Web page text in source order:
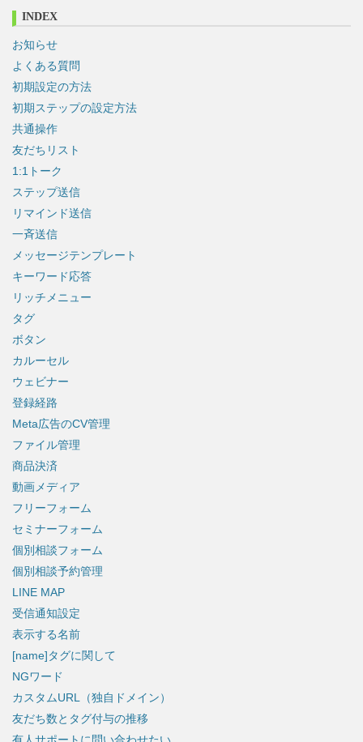
:
INDEX
お知らせ
よくある質問
初期設定の方法
初期ステップの設定方法
共通操作
友だちリスト
1:1トーク
ステップ送信
リマインド送信
一斉送信
メッセージテンプレート
キーワード応答
リッチメニュー
タグ
ボタン
カルーセル
ウェビナー
登録経路
Meta広告のCV管理
ファイル管理
商品決済
動画メディア
フリーフォーム
セミナーフォーム
個別相談フォーム
個別相談予約管理
LINE MAP
受信通知設定
表示する名前
[name]タグに関して
NGワード
カスタムURL（独自ドメイン）
友だち数とタグ付与の推移